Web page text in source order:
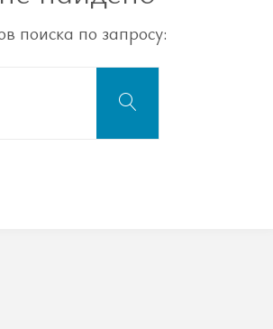
поиска по запросу:
Поиск